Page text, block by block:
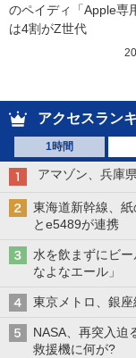
のペイディ「Apple専
は4割がZ世代
アクセスラン
1時間
アマゾン、兵庫
東海道新幹線、
とe5489が連携
水を飲まずにビ
なよなエール」
東京メトロ、銀
NASA、再突入迫
救援機に何が?